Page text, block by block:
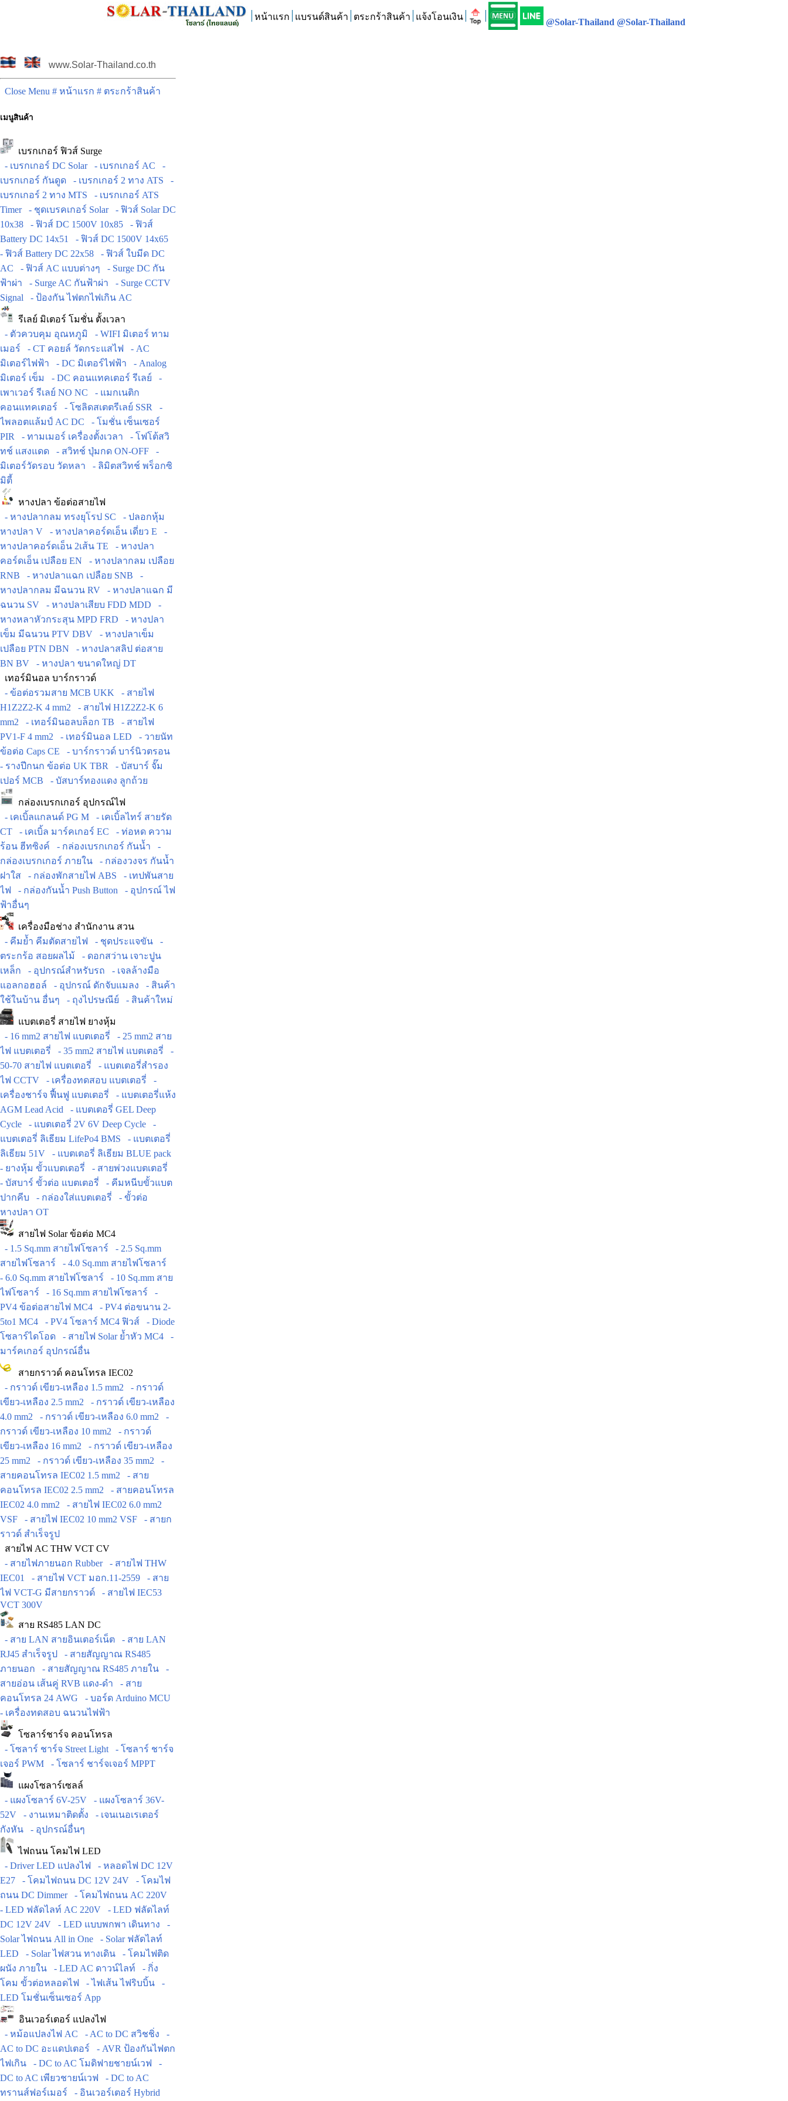
หน้าแรก แบรนด์สินค้า ตระกร้าสินค้า แจ้งโอนเงิน
@Solar-Thailand @Solar-Thailand
www.Solar-Thailand.co.th
Close Menu # หน้าแรก # ตระกร้าสินค้า
เมนูสินค้า
เบรกเกอร์ ฟิวส์ Surge
- เบรกเกอร์ DC Solar
- เบรกเกอร์ AC
-
เบรกเกอร์ กันดูด
- เบรกเกอร์ 2 ทาง ATS
-
เบรกเกอร์ 2 ทาง MTS
- เบรกเกอร์ ATS
Timer
- ชุดเบรคเกอร์ Solar
- ฟิวส์ Solar DC
10x38
- ฟิวส์ DC 1500V 10x85
- ฟิวส์
Battery DC 14x51
- ฟิวส์ DC 1500V 14x65
- ฟิวส์ Battery DC 22x58
- ฟิวส์ ใบมีด DC
AC
- ฟิวส์ AC แบบต่างๆ
- Surge DC กัน
ฟ้าผ่า
- Surge AC กันฟ้าผ่า
- Surge CCTV
Signal
- ป้องกัน ไฟตกไฟเกิน AC
รีเลย์ มิเตอร์ โมชั่น ตั้งเวลา
- ตัวควบคุม อุณหภูมิ
- WIFI มิเตอร์ ทาม
เมอร์
- CT คอยล์ วัดกระแสไฟ
- AC
มิเตอร์ไฟฟ้า
- DC มิเตอร์ไฟฟ้า
- Analog
มิเตอร์ เข็ม
- DC คอนแทคเตอร์ รีเลย์
-
เพาเวอร์ รีเลย์ NO NC
- แมกเนติก
คอนแทคเตอร์
- โซลิดสเตตรีเลย์ SSR
-
ไพลอตแล้มป์ AC DC
- โมชั่น เซ็นเซอร์
PIR
- ทามเมอร์ เครื่องตั้งเวลา
- โฟโต้สวิ
ทช์ แสงแดด
- สวิทช์ ปุ่มกด ON-OFF
-
มิเตอร์วัดรอบ วัดหลา
- ลิมิตสวิทช์ พร็อกซิ
มิตี้
หางปลา ข้อต่อสายไฟ
- หางปลากลม ทรงยุโรป SC
- ปลอกหุ้ม
หางปลา V
- หางปลาคอร์ดเอ็น เดี่ยว E
-
หางปลาคอร์ดเอ็น 2เส้น TE
- หางปลา
คอร์ดเอ็น เปลือย EN
- หางปลากลม เปลือย
RNB
- หางปลาแฉก เปลือย SNB
-
หางปลากลม มีฉนวน RV
- หางปลาแฉก มี
ฉนวน SV
- หางปลาเสียบ FDD MDD
-
หางหลาหัวกระสุน MPD FRD
- หางปลา
เข็ม มีฉนวน PTV DBV
- หางปลาเข็ม
เปลือย PTN DBN
- หางปลาสลิป ต่อสาย
BN BV
- หางปลา ขนาดใหญ่ DT
เทอร์มินอล บาร์กราวด์
- ข้อต่อรวมสาย MCB UKK
- สายไฟ
H1Z2Z2-K 4 mm2
- สายไฟ H1Z2Z2-K 6
mm2
- เทอร์มินอลบล็อก TB
- สายไฟ
PV1-F 4 mm2
- เทอร์มินอล LED
- วายนัท
ข้อต่อ Caps CE
- บาร์กราวด์ บาร์นิวตรอน
- รางปีกนก ข้อต่อ UK TBR
- บัสบาร์ จั๊ม
เปอร์ MCB
- บัสบาร์ทองแดง ลูกถ้วย
กล่องเบรกเกอร์ อุปกรณ์ไฟ
- เคเบิ้ลแกลนด์ PG M
- เคเบิ้ลไทร์ สายรัด
CT
- เคเบิ้ล มาร์คเกอร์ EC
- ท่อหด ความ
ร้อน ฮีทซิงค์
- กล่องเบรกเกอร์ กันน้ำ
-
กล่องเบรกเกอร์ ภายใน
- กล่องวงจร กันน้ำ
ฝาใส
- กล่องพักสายไฟ ABS
- เทปพันสาย
ไฟ
- กล่องกันน้ำ Push Button
- อุปกรณ์ ไฟ
ฟ้าอื่นๆ
เครื่องมือช่าง สำนักงาน สวน
- คีมย้ำ คีมตัดสายไฟ
- ชุดประแจขัน
-
ตระกร้อ สอยผลไม้
- ดอกสว่าน เจาะปูน
เหล็ก
- อุปกรณ์สำหรับรถ
- เจลล้างมือ
แอลกอฮอล์
- อุปกรณ์ ดักจับแมลง
- สินค้า
ใช้ในบ้าน อื่นๆ
- ถุงไปรษณีย์ - สินค้าใหม่
แบตเตอรี่ สายไฟ ยางหุ้ม
- 16 mm2 สายไฟ แบตเตอรี่
- 25 mm2 สาย
ไฟ แบตเตอรี่
- 35 mm2 สายไฟ แบตเตอรี่
-
50-70 สายไฟ แบตเตอรี่
- แบตเตอรี่สำรอง
ไฟ CCTV
- เครื่องทดสอบ แบตเตอรี่
-
เครื่องชาร์จ ฟื้นฟู แบตเตอรี่
- แบตเตอรี่แห้ง
AGM Lead Acid
- แบตเตอรี่ GEL Deep
Cycle
- แบตเตอรี่ 2V 6V Deep Cycle
-
แบตเตอรี่ ลิเธียม LifePo4 BMS
- แบตเตอรี่
ลิเธียม 51V
- แบตเตอรี่ ลิเธียม BLUE pack
- ยางหุ้ม ขั้วแบตเตอรี่
- สายพ่วงแบตเตอรี่
- บัสบาร์ ขั้วต่อ แบตเตอรี่
- คีมหนีบขั้วแบต
ปากคีบ
- กล่องใส่แบตเตอรี่
- ขั้วต่อ
หางปลา OT
สายไฟ Solar ข้อต่อ MC4
- 1.5 Sq.mm สายไฟโซลาร์
- 2.5 Sq.mm
สายไฟโซลาร์
- 4.0 Sq.mm สายไฟโซลาร์
- 6.0 Sq.mm สายไฟโซลาร์
- 10 Sq.mm สาย
ไฟโซลาร์
- 16 Sq.mm สายไฟโซลาร์
-
PV4 ข้อต่อสายไฟ MC4
- PV4 ต่อขนาน 2-
5to1 MC4
- PV4 โซลาร์ MC4 ฟิวส์
- Diode
โซลาร์ไดโอด
- สายไฟ Solar ย้ำหัว MC4
-
มาร์คเกอร์ อุปกรณ์อื่น
สายกราวด์ คอนโทรล IEC02
- กราวด์ เขียว-เหลือง 1.5 mm2
- กราวด์
เขียว-เหลือง 2.5 mm2
- กราวด์ เขียว-เหลือง
4.0 mm2
- กราวด์ เขียว-เหลือง 6.0 mm2
-
กราวด์ เขียว-เหลือง 10 mm2
- กราวด์
เขียว-เหลือง 16 mm2
- กราวด์ เขียว-เหลือง
25 mm2
- กราวด์ เขียว-เหลือง 35 mm2
-
สายคอนโทรล IEC02 1.5 mm2
- สาย
คอนโทรล IEC02 2.5 mm2
- สายคอนโทรล
IEC02 4.0 mm2
- สายไฟ IEC02 6.0 mm2
VSF
- สายไฟ IEC02 10 mm2 VSF
- สายก
ราวด์ สำเร็จรูป
สายไฟ AC THW VCT CV
- สายไฟภายนอก Rubber
- สายไฟ THW
IEC01
- สายไฟ VCT มอก.11-2559
- สาย
ไฟ VCT-G มีสายกราวด์
- สายไฟ IEC53
VCT 300V
สาย RS485 LAN DC
- สาย LAN สายอินเตอร์เน็ต
- สาย LAN
RJ45 สำเร็จรูป
- สายสัญญาณ RS485
ภายนอก
- สายสัญญาณ RS485 ภายใน
-
สายอ่อน เส้นคู่ RVB แดง-ดำ
- สาย
คอนโทรล 24 AWG
- บอร์ด Arduino MCU
- เครื่องทดสอบ ฉนวนไฟฟ้า
โซลาร์ชาร์จ คอนโทรล
- โซลาร์ ชาร์จ Street Light
- โซลาร์ ชาร์จ
เจอร์ PWM
- โซลาร์ ชาร์จเจอร์ MPPT
แผงโซลาร์เซลล์
- แผงโซลาร์ 6V-25V
- แผงโซลาร์ 36V-
52V
- งานเหมาติดตั้ง
- เจนเนอเรเตอร์
กังหัน
- อุปกรณ์อื่นๆ
ไฟถนน โคมไฟ LED
- Driver LED แปลงไฟ
- หลอดไฟ DC 12V
E27
- โคมไฟถนน DC 12V 24V
- โคมไฟ
ถนน DC Dimmer
- โคมไฟถนน AC 220V
- LED ฟลัดไลท์ AC 220V
- LED ฟลัดไลท์
DC 12V 24V
- LED แบบพกพา เดินทาง
-
Solar ไฟถนน All in One
- Solar ฟลัดไลท์
LED
- Solar ไฟสวน ทางเดิน
- โคมไฟติด
ผนัง ภายใน
- LED AC ดาวน์ไลท์
- กิ่ง
โคม ขั้วต่อหลอดไฟ
- ไฟเส้น ไฟริบบิ้น
-
LED โมชั่นเซ็นเซอร์ App
อินเวอร์เตอร์ แปลงไฟ
- หม้อแปลงไฟ AC
- AC to DC สวิชชิ่ง
-
AC to DC อะแดปเตอร์
- AVR ป้องกันไฟตก
ไฟเกิน
- DC to AC โมดิฟายชายน์เวฟ
-
DC to AC เพียวชายน์เวฟ
- DC to AC
ทรานส์ฟอร์เมอร์
- อินเวอร์เตอร์ Hybrid